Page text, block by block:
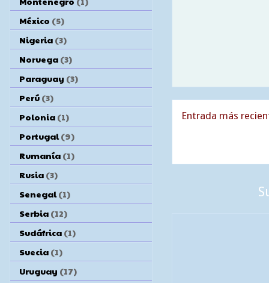
Entrada más
México (5)
Nigeria (3)
Noruega (3)
Paraguay (3)
Perú (3)
Polonia (1)
Portugal (9)
Rumanía (1)
Rusia (3)
Senegal (1)
Serbia (12)
Sudáfrica (1)
Suecia (1)
Uruguay (17)